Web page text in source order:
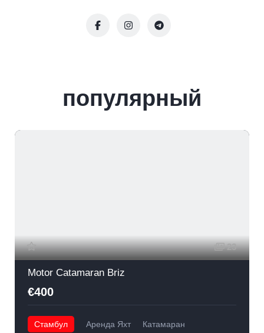
популярный
23
Motor Catamaran Briz
€400
Стамбул Аренда Яхт Катамаран